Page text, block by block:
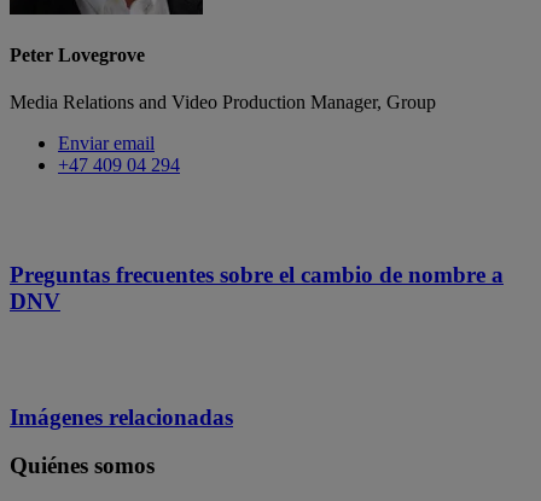
Peter Lovegrove
Media Relations and Video Production Manager, Group
Enviar email
+47 409 04 294
Preguntas frecuentes sobre el cambio de nombre a
DNV
Imágenes relacionadas
Quiénes somos